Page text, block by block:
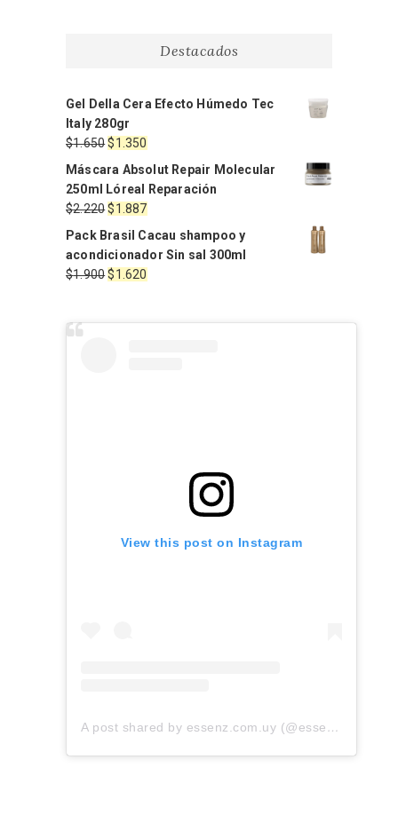
Destacados
Gel Della Cera Efecto Húmedo Tec
Italy 280gr
$1.650El
precio
original
era:
$1.650.
$1.350
precio
actual
es:
$1.350.
Máscara Absolut Repair Molecular
250ml Lóreal Reparación
$2.220El
precio
original
era:
$2.220.
$1.887El
actual
es:
$1.887.
Pack Brasil Cacau shampoo y
acondicionador Sin sal 300ml
$1.900El
$1.620
View this post on Instagram
A post shared by essenz.com.uy (@essenz.com.uy)